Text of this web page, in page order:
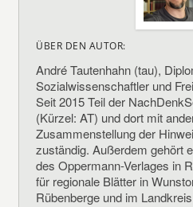
ÜBER DEN AUTOR:
André Tautenhahn (tau),
Sozialwissenschaftler und
Seit 2015 Teil der
(Kürzel: AT) und dort mit
Zusammenstellung der
zuständig. Außerdem gehört
des Oppermann-Verlages in
für regionale Blätter in
Rübenberge und im